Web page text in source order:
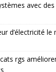
avec
d’électricité le
rgs